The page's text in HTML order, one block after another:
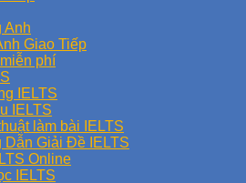
Anh
Giao Tiếp
phí
IELTS
IELTS
làm bài IELTS
Dẫn Giải Đề IELTS
Online
IELTS